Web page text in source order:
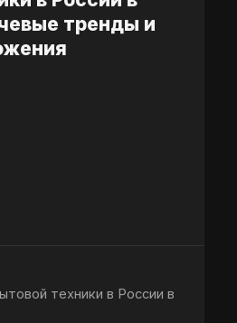
тренды и
техники в России в